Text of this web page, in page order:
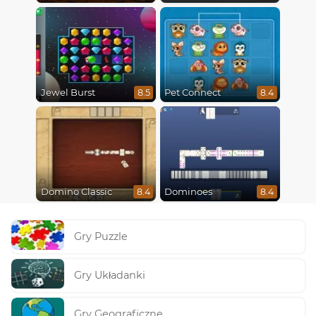
Jewel Burst 8.5 Pet Connect 8.4
Domino Classic 8.4 Dominoes 8.4
Gry Puzzle
Gry Układanki